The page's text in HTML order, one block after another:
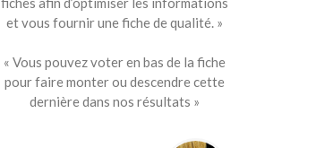
et vous fournir une fiche de qualité. »
« Vous pouvez voter en bas de la fiche
pour faire monter ou descendre cette
dernière dans nos résultats »